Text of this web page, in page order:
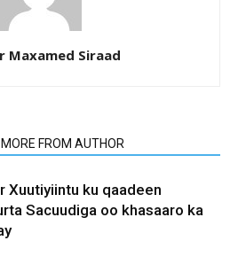
Maxamed Siraad
MORE FROM AUTHOR
Xuutiyiintu ku qaadeen
Sacuudiga oo khasaaro ka